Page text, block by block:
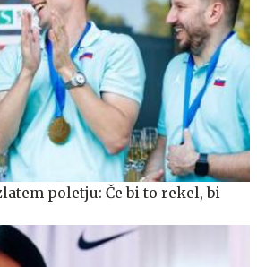
poletju: Če bi to rekel, bi